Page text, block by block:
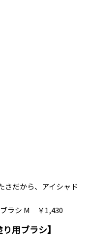
さだから、アイシャド
ブラシ M ￥1,430
用ブラシ】